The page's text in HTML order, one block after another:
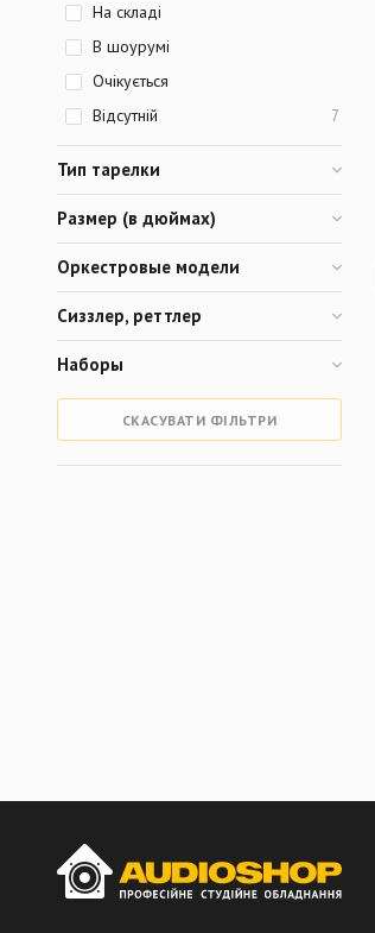
На складі
В шоурумі
Очікується
Відсутній
7
Тип тарелки
Размер (в дюймах)
Оркестровые модели
Сиззлер, реттлер
Наборы
СКАСУВАТИ ФІЛЬТРИ